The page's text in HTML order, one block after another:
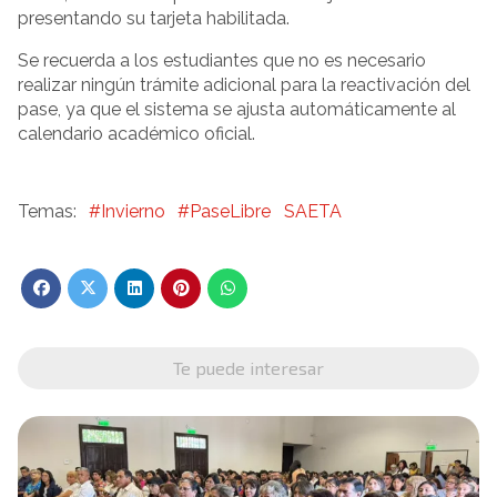
presentando su tarjeta habilitada.
Se recuerda a los estudiantes que no es necesario
realizar ningún trámite adicional para la reactivación del
pase, ya que el sistema se ajusta automáticamente al
calendario académico oficial.
#Invierno #PaseLibre SAETA
Te puede interesar